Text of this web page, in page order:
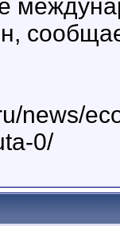
news/
0/